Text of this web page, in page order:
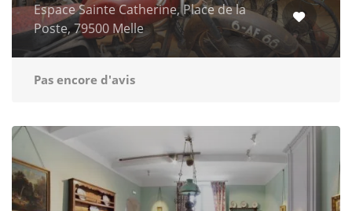
Espace Sainte Catherine, Place de la
Poste, 79500 Melle
Pas encore d'avis